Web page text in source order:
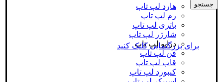
جستجو
هارد لپ تاپ
رم لپ تاپ
باتری لپ تاپ
شارژر لپ تاپ
درایو لپ تاپ
فن لپ تاپ
قاب لپ تاپ
کیبورد لپ تاپ
برای بزرگنمایی کلیک کنید